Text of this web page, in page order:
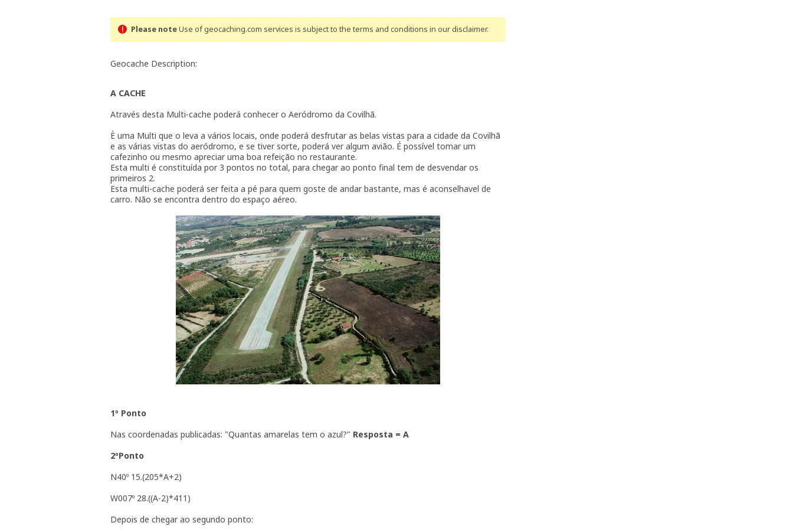
Please noteUse of geocaching.com services is subject to the terms and conditions in our disclaimer.
Geocache Description:
A CACHE
Através desta Multi-cache poderá conhecer o Aeródromo da Covilhã.
È uma Multi que o leva a vários locais, onde poderá desfrutar as belas vistas para a cidade da Covilhã
e as várias vistas do aeródromo, e se tiver sorte, poderá ver algum avião. É possível tomar um
cafezinho ou mesmo apreciar uma boa refeição no restaurante.
Esta multi é constituída por 3 pontos no total, para chegar ao ponto final tem de desvendar os
primeiros 2.
Esta multi-cache poderá ser feita a pé para quem goste de andar bastante, mas é aconselhavel de
carro. Não se encontra dentro do espaço aéreo.
1º Ponto
Nas coordenadas publicadas: "Quantas amarelas tem o azul?" Resposta = A
2ºPonto
N40º 15.(205*A+2)
W007º 28.((A-2)*411)
Depois de chegar ao segundo ponto: